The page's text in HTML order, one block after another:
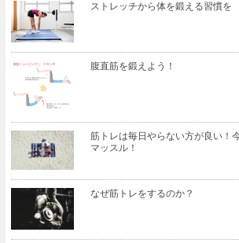
ストレッチから体を鍛える習慣を
腹直筋を鍛えよう！
筋トレは毎日やらない方が良い！
マッスル！
なぜ筋トレをするのか？